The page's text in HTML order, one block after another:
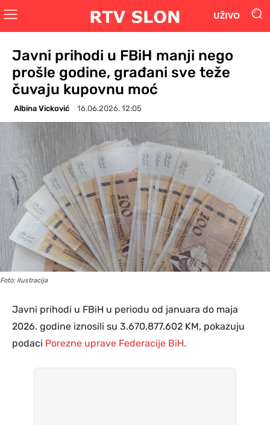
UŽIVO
Javni prihodi u FBiH manji nego
prošle godine, građani sve teže
čuvaju kupovnu moć
Albina Vicković 16.06.2026. 12:05
Foto: Ilustracija
Javni prihodi u FBiH u periodu od januara do maja
2026. godine iznosili su 3.670.877.602 KM, pokazuju
podaci Porezne uprave Federacije BiH.